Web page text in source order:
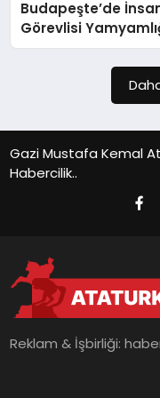
SIYASET
YAŞAM
Budapeşte’de
Görevlisi
Gazi Mustafa Kemal
Habercilik..
Reklam & İşbirliği: